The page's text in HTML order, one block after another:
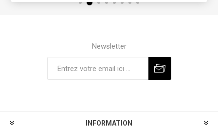
Newsletter
INFORMATION